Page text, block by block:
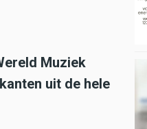
Muziek
uit de hele